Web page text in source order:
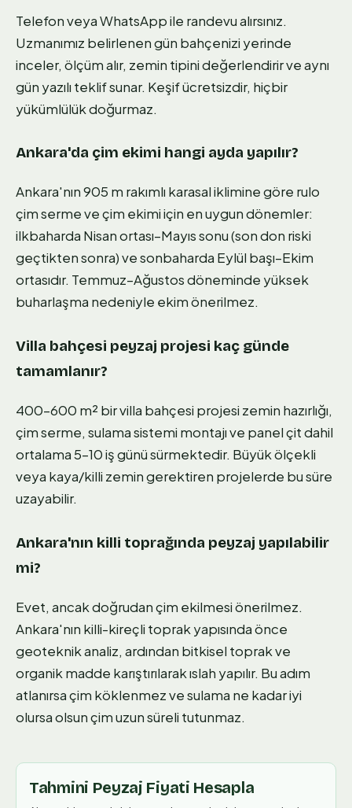
Telefon veya WhatsApp ile randevu alırsınız.
Uzmanımız belirlenen gün bahçenizi yerinde
inceler, ölçüm alır, zemin tipini değerlendirir ve aynı
gün yazılı teklif sunar. Keşif ücretsizdir, hiçbir
yükümlülük doğurmaz.
Ankara'da çim ekimi hangi ayda yapılır?
Ankara'nın 905 m rakımlı karasal iklimine göre rulo
çim serme ve çim ekimi için en uygun dönemler:
ilkbaharda Nisan ortası–Mayıs sonu (son don riski
geçtikten sonra) ve sonbaharda Eylül başı–Ekim
ortasıdır. Temmuz–Ağustos döneminde yüksek
buharlaşma nedeniyle ekim önerilmez.
Villa bahçesi peyzaj projesi kaç günde
tamamlanır?
400–600 m² bir villa bahçesi projesi zemin hazırlığı,
çim serme, sulama sistemi montajı ve panel çit dahil
ortalama 5–10 iş günü sürmektedir. Büyük ölçekli
veya kaya/killi zemin gerektiren projelerde bu süre
uzayabilir.
Ankara'nın killi toprağında peyzaj yapılabilir
mi?
Evet, ancak doğrudan çim ekilmesi önerilmez.
Ankara'nın killi-kireçli toprak yapısında önce
geoteknik analiz, ardından bitkisel toprak ve
organik madde karıştırılarak ıslah yapılır. Bu adım
atlanırsa çim köklenmez ve sulama ne kadar iyi
olursa olsun çim uzun süreli tutunmaz.
Tahmini Peyzaj Fiyati Hesapla